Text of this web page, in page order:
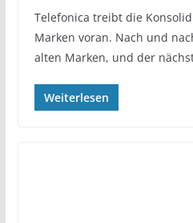
Telefonica treibt die
Marken voran. Nach und
alten Marken, und der
Weiterlesen